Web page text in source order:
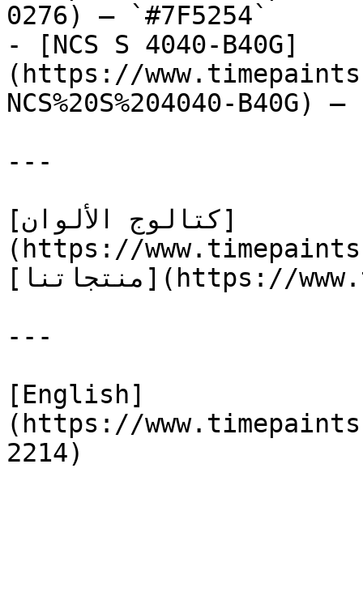
0276) — `#7F5254`
- [NCS S 4040-B40G]
(https://
NCS%20S%204040-B40G)
---
[كتالوج الألوان]
(https://
[منتجاتنا](https://www.timepaints.com/ar/products)
---
[English]
(https://
2214)